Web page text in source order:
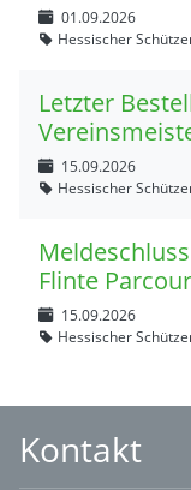
01.09.2026
Hessischer
Letzter
15.09.2026
Hessischer
Flinte
15.09.2026
Hessischer
Kontakt